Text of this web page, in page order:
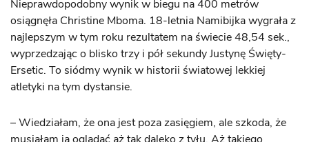
Nieprawdopodobny wynik w biegu na 400 metrów
osiągnęła Christine Mboma. 18-letnia Namibijka wygrała z
najlepszym w tym roku rezultatem na świecie 48,54 sek.,
wyprzedzając o blisko trzy i pół sekundy Justynę Święty-
Ersetic. To siódmy wynik w historii światowej lekkiej
atletyki na tym dystansie.
– Wiedziałam, że ona jest poza zasięgiem, ale szkoda, że